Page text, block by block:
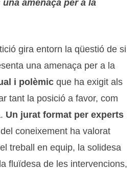
amenaça per a la
gira entorn la qüestió de si
una amenaça per a la
i polèmic que ha exigit als
tant la posició a favor, com
Un jurat format per experts
coneixement ha valorat
treball en equip, la solidesa
fluïdesa de les intervencions,